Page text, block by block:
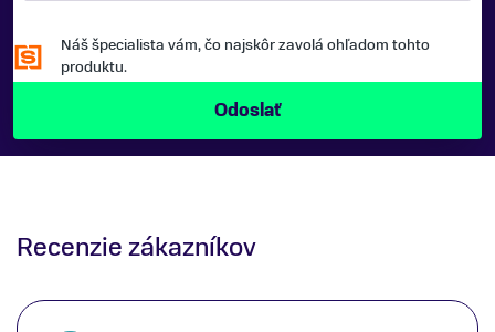
Náš špecialista vám, čo najskôr zavolá ohľadom tohto
produktu.
Recenzie zákazníkov